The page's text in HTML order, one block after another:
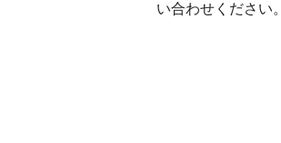
い合わせください。